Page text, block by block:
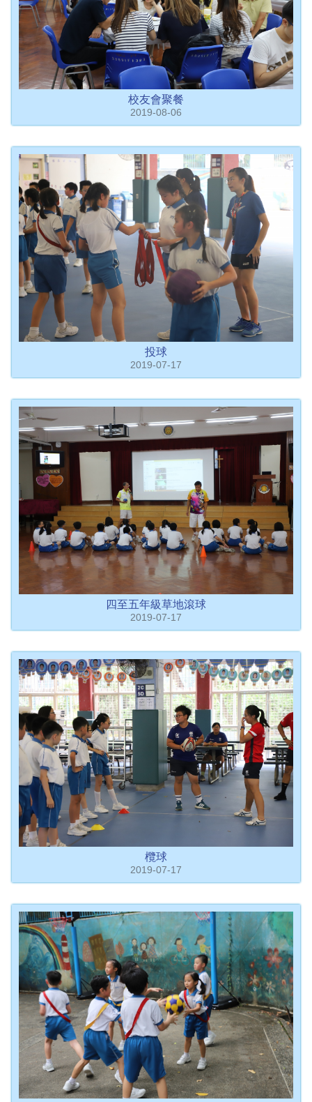
校友會聚餐
2019-08-06
投球
2019-07-17
四至五年級草地滾球
2019-07-17
欖球
2019-07-17